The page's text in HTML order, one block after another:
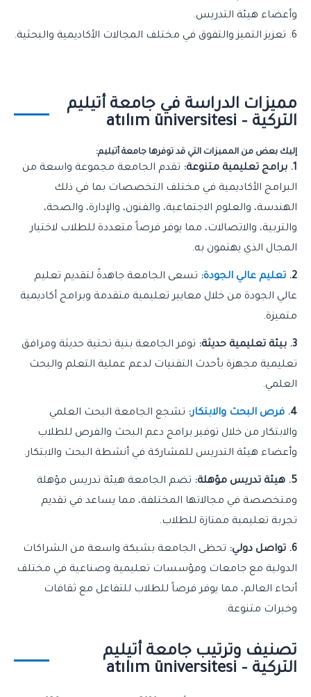
وأعضاء هيئة التدريس.
6. تعزيز التميز والتفوق في مختلف المجالات الأكاديمية والبحثية.
مميزات الدراسة في جامعة أتيليم
التركية – atılım üniversitesi
إليك بعض من المميزات التي قد توفرها جامعة أتيليم:
1. برامج تعليمية متنوعة:
تقدم الجامعة مجموعة واسعة من
البرامج الأكاديمية في مختلف التخصصات بما في ذلك
الهندسة، والعلوم الاجتماعية، والفنون، والإدارة، والصحة،
والتربية، والاتصالات، مما يوفر فرصاً متعددة للطلاب لاختيار
المجال الذي يهتمون به.
2. تعليم عالي الجودة: تسعى الجامعة جاهدةً لتقديم تعليم
عالي الجودة من خلال معايير تعليمية متقدمة وبرامج أكاديمية
متميزة.
3. بيئة تعليمية حديثة:
توفر الجامعة بنية تحتية حديثة ومرافق
تعليمية مجهزة بأحدث التقنيات لدعم عملية التعلم والبحث
العلمي.
4. فرص البحث والابتكار: تشجع الجامعة البحث العلمي
والابتكار من خلال توفير برامج دعم البحث والفرص للطلاب
وأعضاء هيئة التدريس للمشاركة في أنشطة البحث والابتكار.
5. هيئة تدريس مؤهلة:
تضم الجامعة هيئة تدريس مؤهلة
ومتخصصة في مجالاتها المختلفة، مما يساعد في تقديم
تجربة تعليمية ممتازة للطلاب.
6. تواصل دولي:
تحظى الجامعة بشبكة واسعة من الشراكات
الدولية مع جامعات ومؤسسات تعليمية وصناعية في مختلف
أنحاء العالم، مما يوفر فرصاً للطلاب للتفاعل مع ثقافات
وخبرات متنوعة.
تصنيف وترتيب جامعة أتيليم
التركية – atılım üniversitesi